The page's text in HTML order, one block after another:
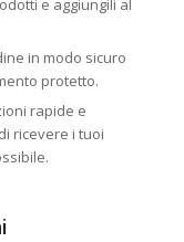
e aggiungili al
in modo sicuro
protetto.
rapide e
ricevere i tuoi